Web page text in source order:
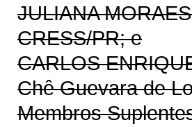
JULIANA
CRESS/PR; e
CARLOS
Chê Guevara de
Membros